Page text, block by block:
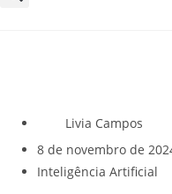
Livia Campos
8 de novembro de
Inteligência Artificial